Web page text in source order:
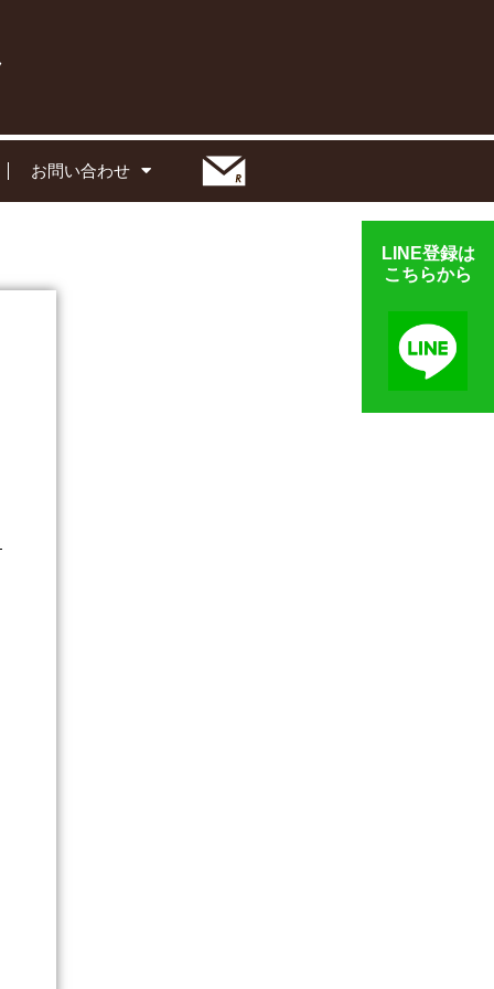
お問い合わせ
LINE登録は
こちらから